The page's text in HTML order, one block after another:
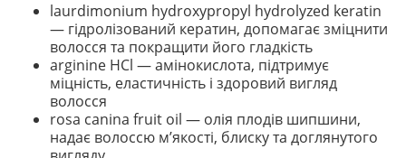
laurdimonium hydroxypropyl hydrolyzed keratin
— гідролізований кератин, допомагає зміцнити
волосся та покращити його гладкість
arginine HCl — амінокислота, підтримує
міцність, еластичність і здоровий вигляд
волосся
rosa canina fruit oil — олія плодів шипшини,
надає волоссю м’якості, блиску та доглянутого